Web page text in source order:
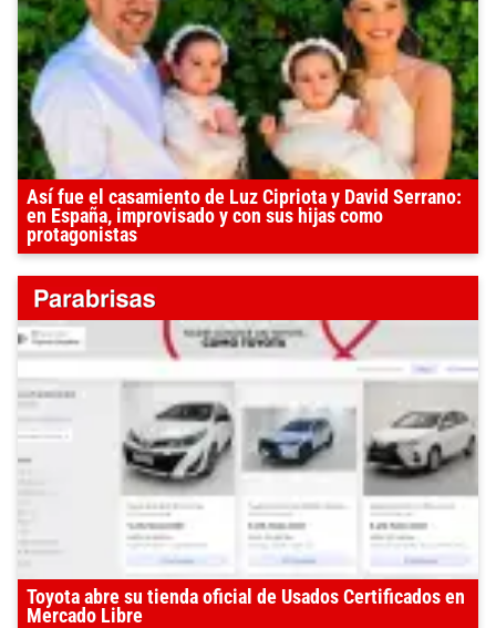
Así fue el casamiento de Luz Cipriota y David Serrano:
en España, improvisado y con sus hijas como
protagonistas
Toyota abre su tienda oficial de Usados Certificados en
Mercado Libre